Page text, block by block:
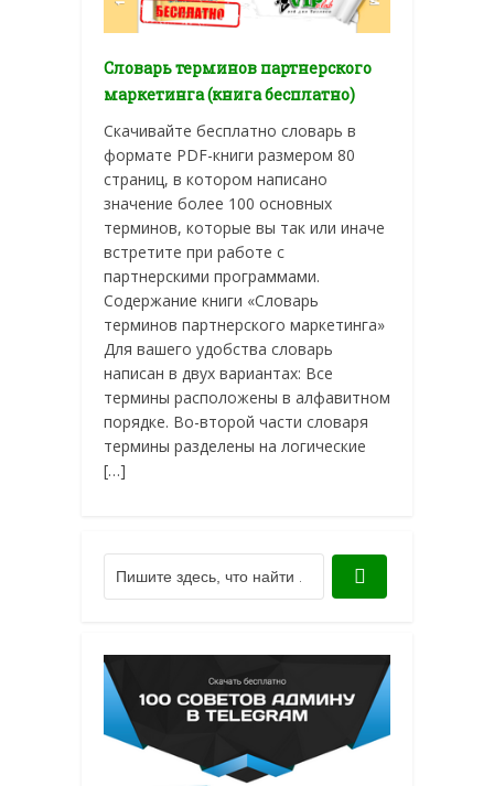
Словарь терминов партнерского
маркетинга (книга бесплатно)
Скачивайте бесплатно словарь в
формате PDF-книги размером 80
страниц, в котором написано
значение более 100 основных
терминов, которые вы так или иначе
встретите при работе с
партнерскими программами.
Содержание книги «Словарь
терминов партнерского маркетинга»
Для вашего удобства словарь
написан в двух вариантах: Все
термины расположены в алфавитном
порядке. Во-второй части словаря
термины разделены на логические
[…]